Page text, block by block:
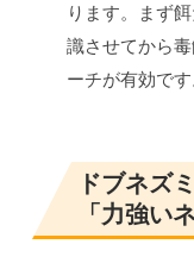
ります。まず
識させてから
ーチが有効で
ドブネズ
「力強い